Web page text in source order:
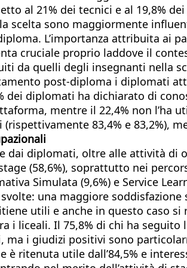
al 21% dei tecnici e al 19,8%
scelta sono maggiormente
L’importanza attribuita ai
cruciale proprio laddove il
da quelli degli insegnanti nella
post-diploma i diplomati
dei diplomati ha dichiarato di
mentre il 22,4% non l’ha
83,4% e 83,2%),
dai diplomati, oltre alle attività
(58,6%), soprattutto nei
Simulata (9,6%) e Service
una maggiore
utili e anche in questo caso
i liceali. Il 75,8% di chi ha
i giudizi positivi sono
è ritenuta utile dall’84,5% e